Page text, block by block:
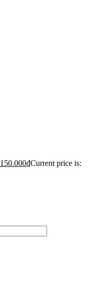
150.000₫Current price is: